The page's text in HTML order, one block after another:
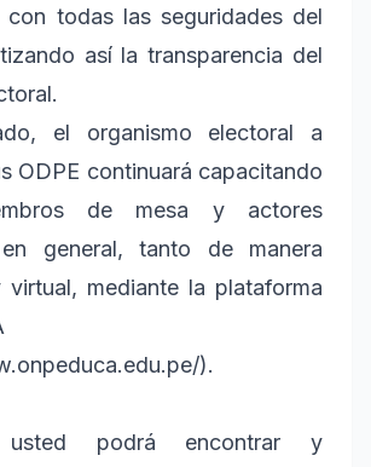
con todas las seguridades del
así la transparencia del
el organismo electoral a
ODPE continuará capacitando
de mesa y actores
en general, tanto de manera
virtual, mediante la plataforma
).
usted podrá encontrar y